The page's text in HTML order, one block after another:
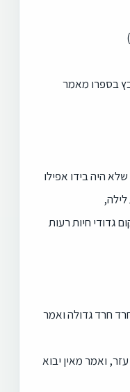
בספרו מאמר
היה בידו אפילו
גדודי חיות רעות
חרד גדולה ואמר
ואמר מאין יבוא